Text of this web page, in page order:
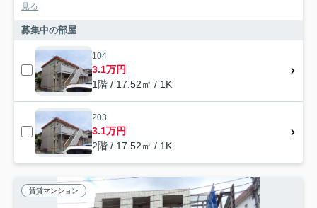
見る
募集中の部屋
104
3.1万円
1階 / 17.52㎡ / 1K
203
3.1万円
2階 / 17.52㎡ / 1K
賃貸マンション